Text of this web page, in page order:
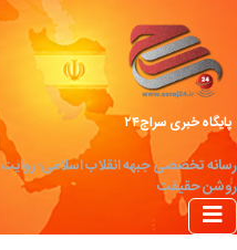
پایگاه خبری سراج۲۴
رسانه تخصصی جبهه انقلاب اسلامی؛ روایت
روشن حقیقت